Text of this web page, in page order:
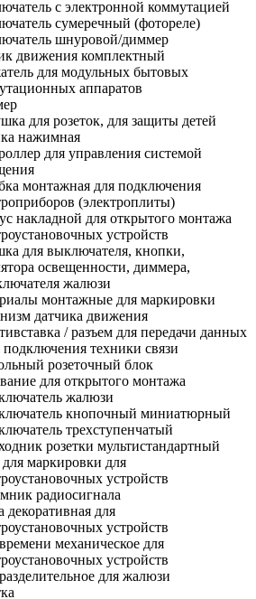
с электронной коммутацией
сумеречный (фотореле)
шнуровой/диммер
движения комплектный
для модульных бытовых
аппаратов
для розеток, для защиты детей
нажимная
для управления системой
монтажная для подключения
(электроплиты)
накладной для открытого монтажа
устройств
для выключателя, кнопки,
освещенности, диммера,
жалюзи
монтажные для маркировки
датчика движения
/ разъем для передачи данных
подключения техники связи
розеточный блок
для открытого монтажа
жалюзи
кнопочный миниатюрный
трехступенчатый
розетки мультистандартный
маркировки для
устройств
радиосигнала
декоративная для
устройств
механическое для
устройств
для жалюзи